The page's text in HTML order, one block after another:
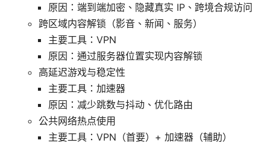
原因：端到端加密、隐藏真实 IP、跨境合规访问
跨区域内容解锁（影音、新闻、服务）
主要工具：VPN
原因：通过服务器位置实现内容解锁
高延迟游戏与稳定性
主要工具：加速器
原因：减少跳数与抖动、优化路由
公共网络热点使用
主要工具：VPN（首要）+ 加速器（辅助）